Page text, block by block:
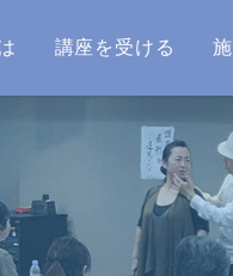
講座を受ける